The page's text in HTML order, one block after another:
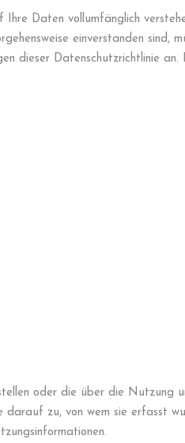
Daten vollumfänglich
einverstanden sind,
dieser Datenschutzrichtlinie an.
oder die über die Nutzung
darauf zu, von wem sie erfasst